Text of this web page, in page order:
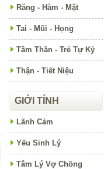
Răng - Hàm - Mặt
Tai - Mũi - Họng
Tâm Thần - Trẻ Tự Kỷ
Thận - Tiết Niệu
GIỚI TÍNH
Lãnh Cảm
Yếu Sinh Lý
Tâm Lý Vợ Chồng